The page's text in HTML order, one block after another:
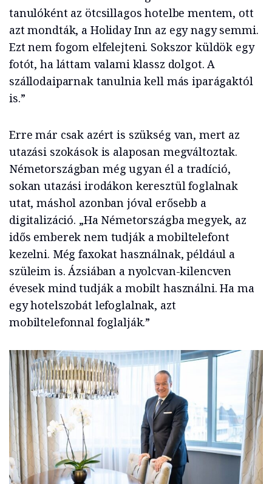
tanulóként az ötcsillagos hotelbe mentem, ott
azt mondták, a Holiday Inn az egy nagy semmi.
Ezt nem fogom elfelejteni. Sokszor küldök egy
fotót, ha láttam valami klassz dolgot. A
szállodaiparnak tanulnia kell más iparágaktól
is.”
Erre már csak azért is szükség van, mert az
utazási szokások is alaposan megváltoztak.
Németországban még ugyan él a tradíció,
sokan utazási irodákon keresztül foglalnak
utat, máshol azonban jóval erősebb a
digitalizáció. „Ha Németországba megyek, az
idős emberek nem tudják a mobiltelefont
kezelni. Még faxokat használnak, például a
szüleim is. Ázsiában a nyolcvan-kilencven
évesek mind tudják a mobilt használni. Ha ma
egy hotelszobát lefoglalnak, azt
mobiltelefonnal foglalják.”